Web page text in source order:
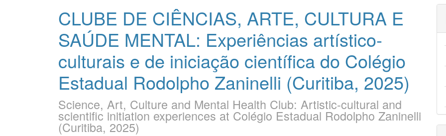
CLUBE DE CIÊNCIAS, ARTE, CULTURA E
SAÚDE MENTAL: Experiências artístico-
culturais e de iniciação científica do Colégio
Estadual Rodolpho Zaninelli (Curitiba, 2025)
Science, Art, Culture and Mental Health Club: Artistic-cultural and
scientific initiation experiences at Colégio Estadual Rodolpho Zaninelli
(Curitiba, 2025)